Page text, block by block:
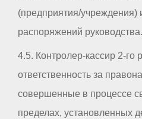
(предприятия/учреждения)
распоряжений руководства.
4.5. Контролер-кассир 2-го
ответственность за
совершенные в процессе
пределах, установленных